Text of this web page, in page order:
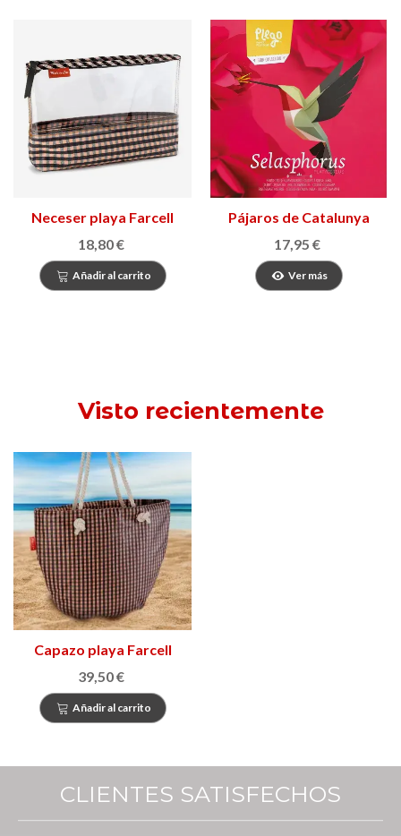
Neceser playa Farcell
18,80 €
Añadir al carrito
Pájaros de Catalunya
17,95 €
Ver más
Visto recientemente
Capazo playa Farcell
39,50 €
Añadir al carrito
CLIENTES SATISFECHOS